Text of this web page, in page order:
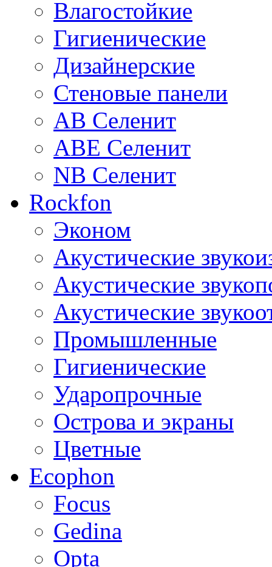
Влагостойкие
Гигиенические
Дизайнерские
Стеновые панели
AB Селенит
ABE Селенит
NB Селенит
Rockfon
Эконом
Акустические
Акустические
Акустические
Промышленные
Гигиенические
Ударопрочные
Острова и экраны
Цветные
Ecophon
Focus
Gedina
Opta